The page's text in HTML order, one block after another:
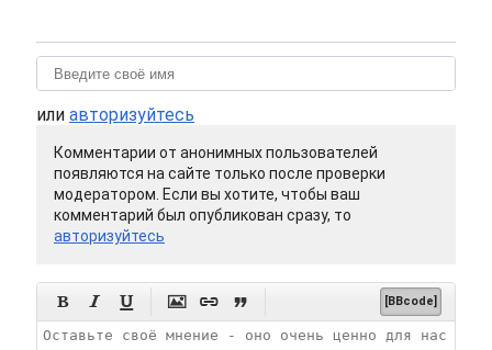
или авторизуйтесь
Комментарии от анонимных пользователей
появляются на сайте только после проверки
модератором. Если вы хотите, чтобы ваш
комментарий был опубликован сразу, то
авторизуйтесь
      [BBcode]